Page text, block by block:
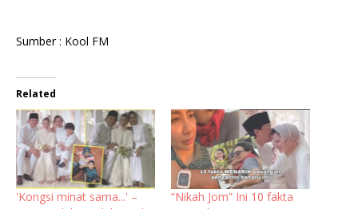
Sumber : Kool FM
Related
'Kongsi minat sama...' –
“Nikah Jom” Ini 10 fakta